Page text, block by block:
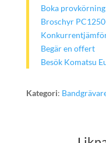
Boka provkörning
Broschyr
Begär en offert
Besök Komatsu
Kategori: